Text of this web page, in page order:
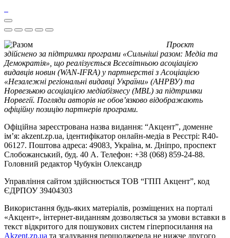
Проєкт
здійснено за підтримки програми «Сильніші разом: Медіа та
Демократія», що реалізується Всесвітньою асоціацією
видавців новин (WAN-IFRA) у партнерстві з Асоціацією
«Незалежні регіональні видавці України» (АНРВУ) та
Норвезькою асоціацією медіабізнесу (MBL) за підтримки
Норвегії. Погляди авторів не обов’язково відображають
офіційну позицію партнерів програми.
Офіційна зареєстрована назва видання: “Акцент”, доменне
ім’я: akzent.zp.ua, ідентифікатор онлайн-медіа в Реєстрі: R40-
06127. Поштова адреса: 49083, Україна, м. Дніпро, проспект
Слобожанський, буд. 40 А. Телефон: +38 (068) 859-24-88.
Головний редактор Чубукін Олександр
Управління сайтом здійснюється ТОВ “ГПП Акцент”, код
ЄДРПОУ 39404303
Використання будь-яких матеріалів, розміщених на порталі
«Акцент», інтернет-виданням дозволяється за умови вставки в
текст відкритого для пошукових систем гіперпосилання на
Akzent.zp.ua та згадування першоджерела не нижче другого